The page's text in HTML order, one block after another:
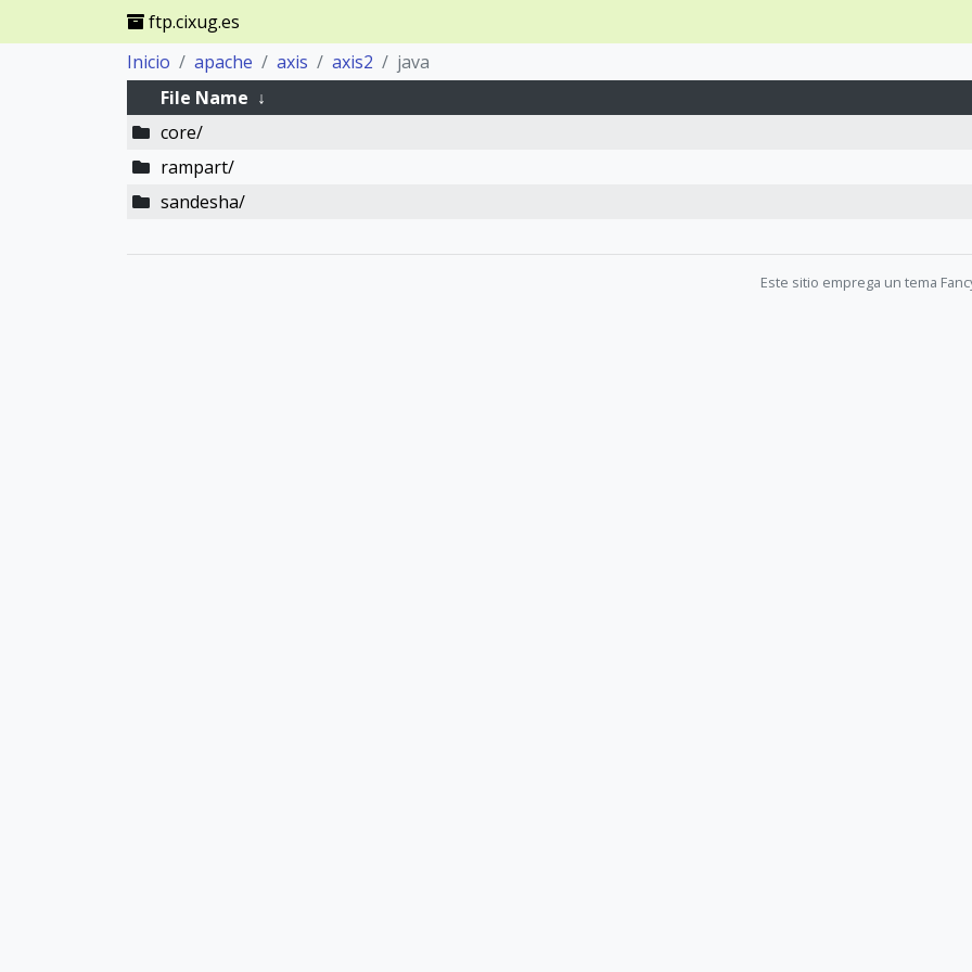
ftp.cixug.es
Inicio
apache axis axis2
java
File Name ↓
core/
rampart/
sandesha/
Este sitio emprega un tema